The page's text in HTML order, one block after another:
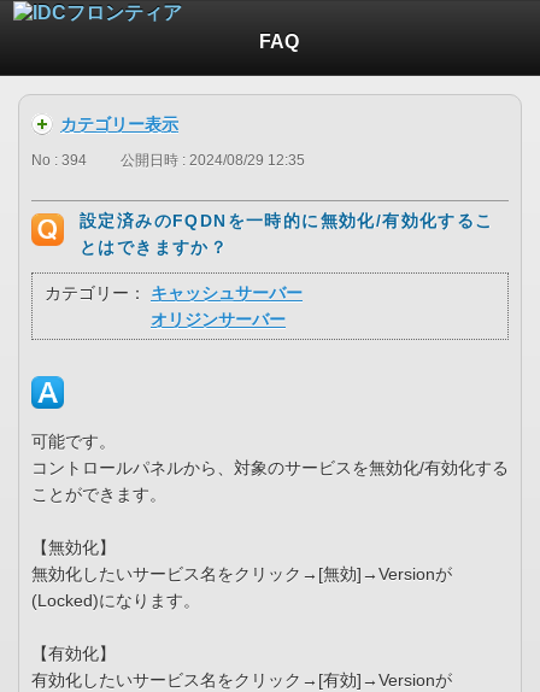
FAQ
カテゴリー表示
No : 394 公開日時 : 2024/08/29 12:35
設定済みのFQDNを一時的に無効化/有効化するこ
とはできますか？
カテゴリー：
キャッシュサーバー
オリジンサーバー
可能です。
コントロールパネルから、対象のサービスを無効化/有効化する
ことができます。
【無効化】
無効化したいサービス名をクリック→[無効]→Versionが
(Locked)になります。
【有効化】
有効化したいサービス名をクリック→[有効]→Versionが